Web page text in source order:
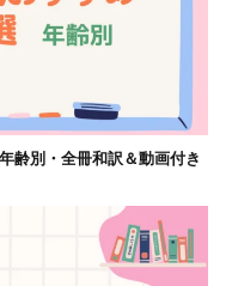
齢別・全冊和訳＆動画付き